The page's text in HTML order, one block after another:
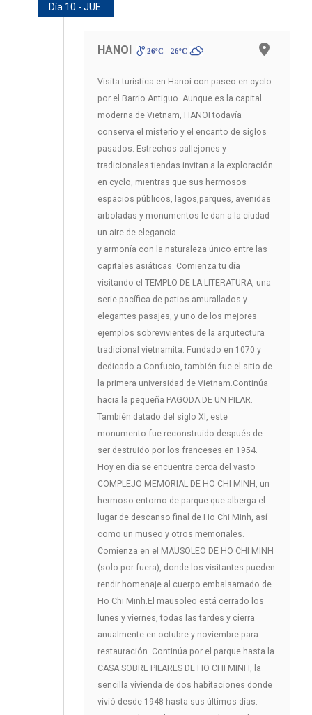
Día 10 - JUE.
HANOI 26ºC - 26ºC
Visita turística en Hanoi con paseo en cyclo
por el Barrio Antiguo. Aunque es la capital
moderna de Vietnam, HANOI todavía
conserva el misterio y el encanto de siglos
pasados. Estrechos callejones y
tradicionales tiendas invitan a la exploración
en cyclo, mientras que sus hermosos
espacios públicos, lagos,parques, avenidas
arboladas y monumentos le dan a la ciudad
un aire de elegancia
y armonía con la naturaleza único entre las
capitales asiáticas. Comienza tu día
visitando el TEMPLO DE LA LITERATURA, una
serie pacífica de patios amurallados y
elegantes pasajes, y uno de los mejores
ejemplos sobrevivientes de la arquitectura
tradicional vietnamita. Fundado en 1070 y
dedicado a Confucio, también fue el sitio de
la primera universidad de Vietnam.Continúa
hacia la pequeña PAGODA DE UN PILAR.
También datado del siglo XI, este
monumento fue reconstruido después de
ser destruido por los franceses en 1954.
Hoy en día se encuentra cerca del vasto
COMPLEJO MEMORIAL DE HO CHI MINH, un
hermoso entorno de parque que alberga el
lugar de descanso final de Ho Chi Minh, así
como un museo y otros memoriales.
Comienza en el MAUSOLEO DE HO CHI MINH
(solo por fuera), donde los visitantes pueden
rendir homenaje al cuerpo embalsamado de
Ho Chi Minh.El mausoleo está cerrado los
lunes y viernes, todas las tardes y cierra
anualmente en octubre y noviembre para
restauración. Continúa por el parque hasta la
CASA SOBRE PILARES DE HO CHI MINH, la
sencilla vivienda de dos habitaciones donde
vivió desde 1948 hasta sus últimos días.